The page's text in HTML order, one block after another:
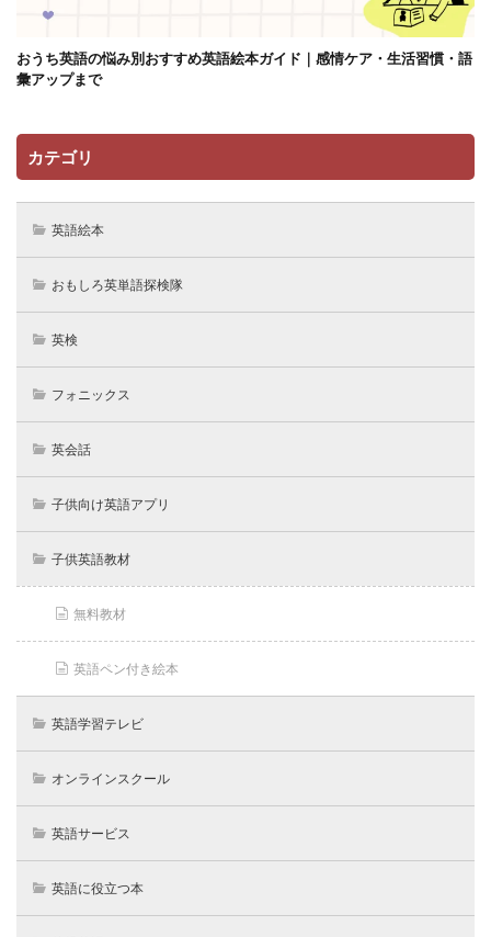
おうち英語の悩み別おすすめ英語絵本ガイド｜感情ケア・生活習慣・語
彙アップまで
カテゴリ
英語絵本
おもしろ英単語探検隊
英検
フォニックス
英会話
子供向け英語アプリ
子供英語教材
無料教材
英語ペン付き絵本
英語学習テレビ
オンラインスクール
英語サービス
英語に役立つ本